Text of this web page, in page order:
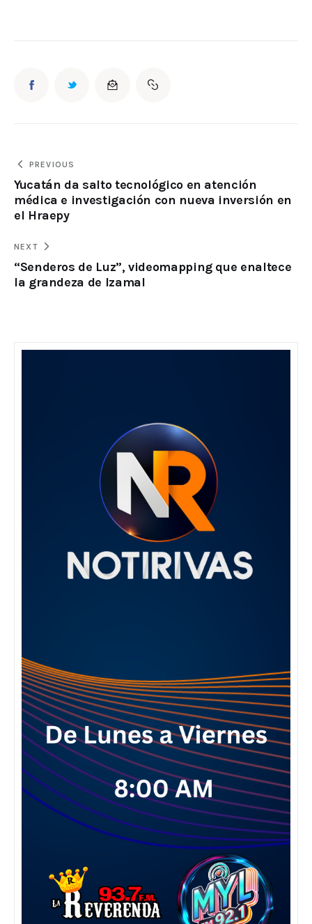
PREVIOUS
Yucatán da salto tecnológico en atención
médica e investigación con nueva inversión en
el Hraepy
NEXT
“Senderos de Luz”, videomapping que enaltece
la grandeza de Izamal